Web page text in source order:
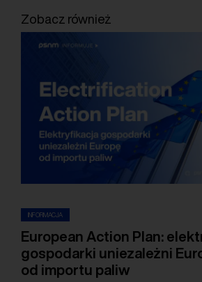
Zobacz również
INFORMACJA
European Action Plan:
gospodarki uniezależni
od importu paliw